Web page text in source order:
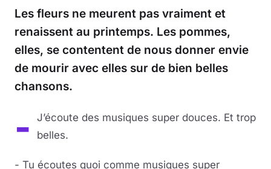
Les fleurs ne meurent pas vraiment et
renaissent au printemps. Les pommes,
elles, se contentent de nous donner envie
de mourir avec elles sur de bien belles
chansons.
-
J’écoute des musiques super douces. Et trop
belles.
- Tu écoutes quoi comme musiques super